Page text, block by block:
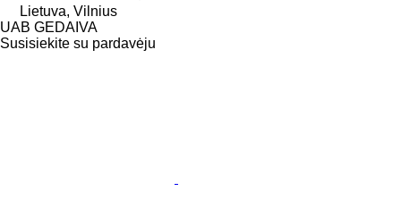
Lietuva, Vilnius
UAB GEDAIVA
Susisiekite su pardavėju